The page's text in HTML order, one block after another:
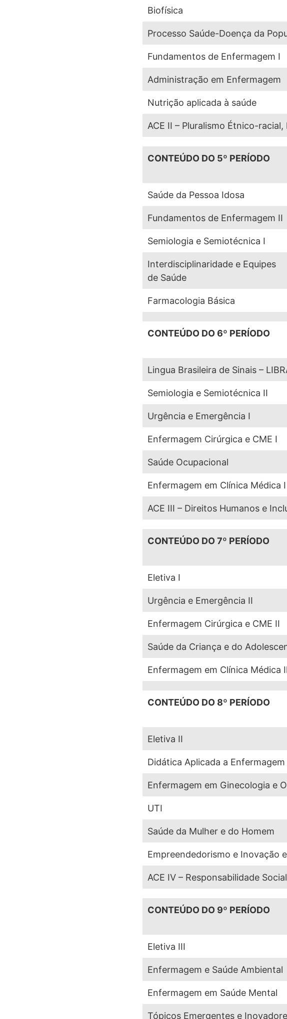
Biofísica
Processo Saúde-Doença da
Fundamentos de Enfermagem I
Administração em Enfermagem
Nutrição aplicada à saúde
ACE II – Pluralismo Étnico-
CONTEÚDO DO 5º PERÍODO
Saúde da Pessoa Idosa
Fundamentos de Enfermagem II
Semiologia e Semiotécnica I
Interdisciplinaridade e Equipes
de Saúde
Farmacologia Básica
CONTEÚDO DO 6º PERÍODO
Lingua Brasileira de Sinais –
Semiologia e Semiotécnica II
Urgência e Emergência I
Enfermagem Cirúrgica e CME I
Saúde Ocupacional
Enfermagem em Clínica Médica I
ACE III – Direitos Humanos e
CONTEÚDO DO 7º PERÍODO
Eletiva I
Urgência e Emergência II
Enfermagem Cirúrgica e CME II
Saúde da Criança e do
Enfermagem em Clínica Médica
CONTEÚDO DO 8º PERÍODO
Eletiva II
Didática Aplicada a Enfermagem
Enfermagem em Ginecologia e
UTI
Saúde da Mulher e do Homem
Empreendedorismo e Inovação
ACE IV – Responsabilidade
CONTEÚDO DO 9º PERÍODO
Eletiva III
Enfermagem e Saúde Ambiental
Enfermagem em Saúde Mental
Tópicos Emergentes e